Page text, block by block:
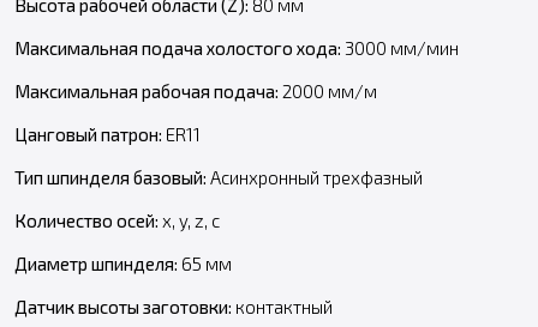
Высота рабочей области (Z): 80 мм
Максимальная подача холостого хода: 3000 мм/мин
Максимальная рабочая подача: 2000 мм/м
Цанговый патрон: ER11
Тип шпинделя базовый: Асинхронный трехфазный
Количество осей: x, y, z, с
Диаметр шпинделя: 65 мм
Датчик высоты заготовки: контактный